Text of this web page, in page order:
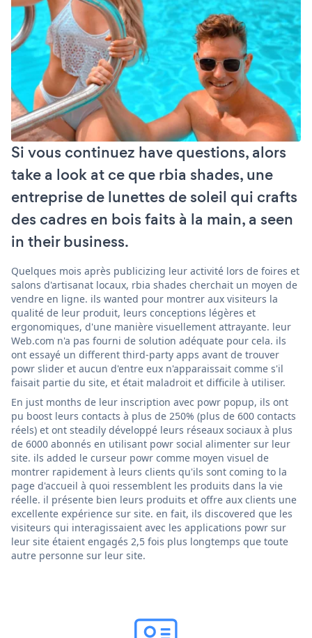
Si vous continuez have questions, alors
take a look at ce que rbia shades, une
entreprise de lunettes de soleil qui crafts
des cadres en bois faits à la main, a seen
in their business.
Quelques mois après publicizing leur activité lors de foires et
salons d'artisanat locaux, rbia shades cherchait un moyen de
vendre en ligne. ils wanted pour montrer aux visiteurs la
qualité de leur produit, leurs conceptions légères et
ergonomiques, d'une manière visuellement attrayante. leur
Web.com n'a pas fourni de solution adéquate pour cela. ils
ont essayé un different third-party apps avant de trouver
powr slider et aucun d'entre eux n'apparaissait comme s'il
faisait partie du site, et était maladroit et difficile à utiliser.
En just months de leur inscription avec powr popup, ils ont
pu boost leurs contacts à plus de 250% (plus de 600 contacts
réels) et ont steadily développé leurs réseaux sociaux à plus
de 6000 abonnés en utilisant powr social alimenter sur leur
site. ils added le curseur powr comme moyen visuel de
montrer rapidement à leurs clients qu'ils sont coming to la
page d'accueil à quoi ressemblent les produits dans la vie
réelle. il présente bien leurs produits et offre aux clients une
excellente expérience sur site. en fait, ils discovered que les
visiteurs qui interagissaient avec les applications powr sur
leur site étaient engagés 2,5 fois plus longtemps que toute
autre personne sur leur site.